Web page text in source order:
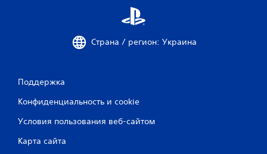
Страна / регион: Украина
Поддержка
Конфиденциальность и cookie
Условия пользования веб-сайтом
Карта сайта